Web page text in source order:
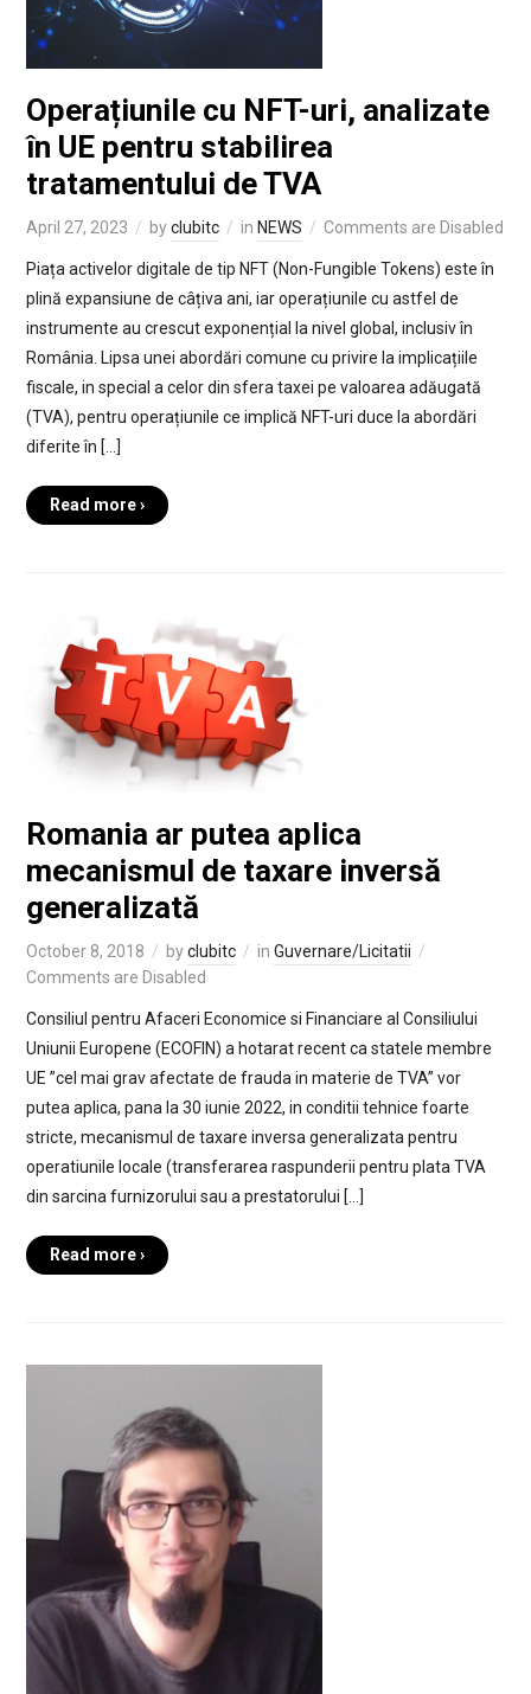
Operațiunile cu NFT-uri, analizate
în UE pentru stabilirea
tratamentului de TVA
April 27, 2023 byclubitc in NEWS Comments are Disabled
Piața activelor digitale de tip NFT (Non-Fungible Tokens) este în
plină expansiune de câțiva ani, iar operațiunile cu astfel de
instrumente au crescut exponențial la nivel global, inclusiv în
România. Lipsa unei abordări comune cu privire la implicațiile
fiscale, in special a celor din sfera taxei pe valoarea adăugată
(TVA), pentru operațiunile ce implică NFT-uri duce la abordări
diferite în […]
Read more ›
Romania ar putea aplica
mecanismul de taxare inversă
generalizată
October 8, 2018 byclubitc in Guvernare/Licitatii
Comments are Disabled
Consiliul pentru Afaceri Economice si Financiare al Consiliului
Uniunii Europene (ECOFIN) a hotarat recent ca statele membre
UE ”cel mai grav afectate de frauda in materie de TVA” vor
putea aplica, pana la 30 iunie 2022, in conditii tehnice foarte
stricte, mecanismul de taxare inversa generalizata pentru
operatiunile locale (transferarea raspunderii pentru plata TVA
din sarcina furnizorului sau a prestatorului […]
Read more ›